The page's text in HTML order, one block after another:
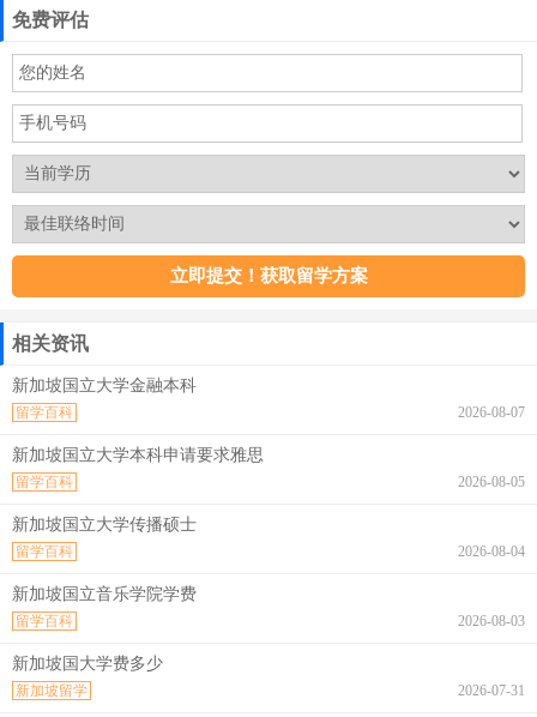
免费评估
相关资讯
新加坡国立大学金融本科
2026-08-07
留学百科
新加坡国立大学本科申请要求雅思
2026-08-05
留学百科
新加坡国立大学传播硕士
2026-08-04
留学百科
新加坡国立音乐学院学费
2026-08-03
留学百科
新加坡国大学费多少
2026-07-31
新加坡留学